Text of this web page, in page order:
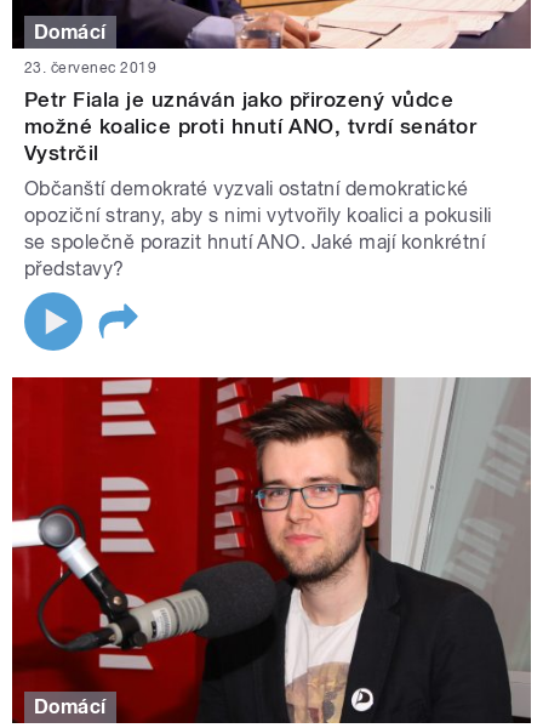
Domácí
23. červenec 2019
Petr Fiala je uznáván jako přirozený vůdce
možné koalice proti hnutí ANO, tvrdí senátor
Vystrčil
Občanští demokraté vyzvali ostatní demokratické
opoziční strany, aby s nimi vytvořily koalici a pokusili
se společně porazit hnutí ANO. Jaké mají konkrétní
představy?
Domácí